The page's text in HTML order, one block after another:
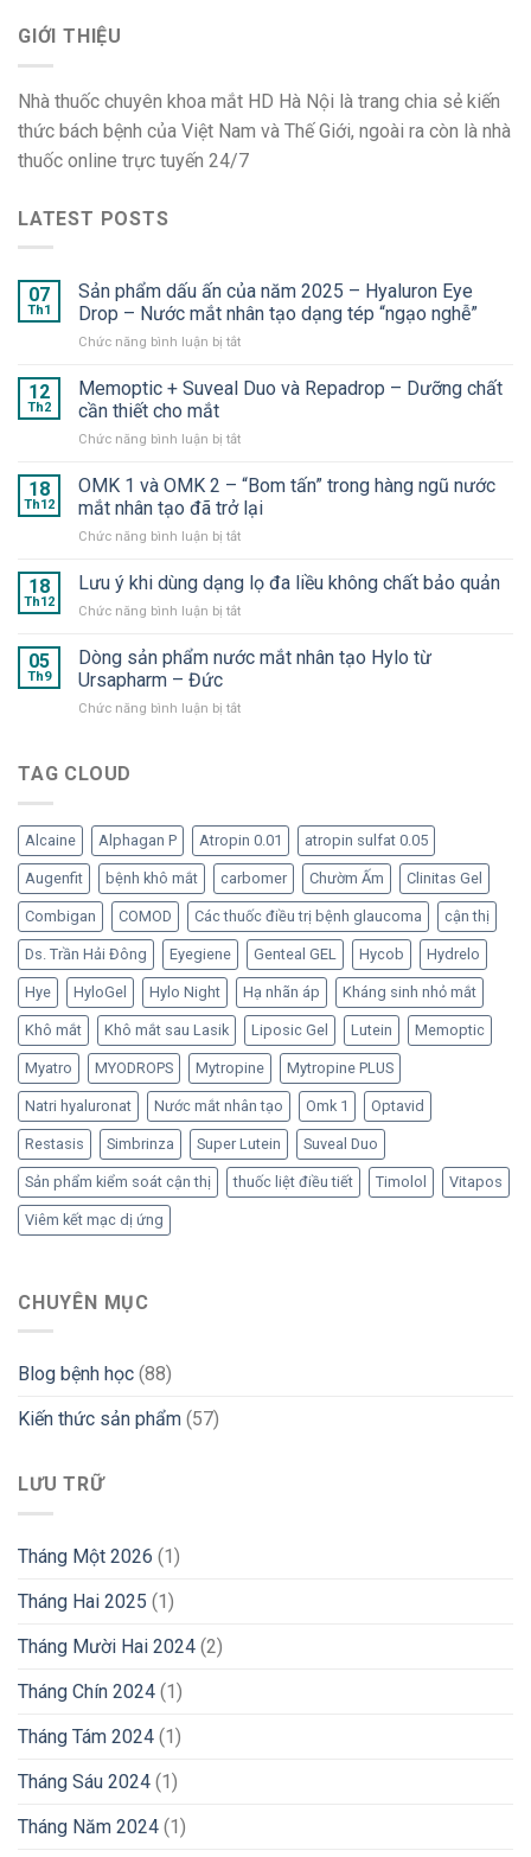
GIỚI THIỆU
Nhà thuốc chuyên khoa mắt HD Hà Nội là trang chia sẻ kiến
thức bách bệnh của Việt Nam và Thế Giới, ngoài ra còn là nhà
thuốc online trực tuyến 24/7
LATEST POSTS
07
Th1
Sản phẩm dấu ấn của năm 2025 – Hyaluron Eye
Drop – Nước mắt nhân tạo dạng tép “ngạo nghễ”
Chức năng bình luận bị tắtở
phẩm
của
2025
–
Hyaluron
Eye
–
tạo
tép
12
Th2
Memoptic + Suveal Duo và Repadrop – Dưỡng chất
cần thiết cho mắt
Chức năng bình luận bị tắtở
+
Suveal
Duo
và
–
chất
thiết
18
Th12
OMK 1 và OMK 2 – “Bom tấn” trong hàng ngũ nước
mắt nhân tạo đã trở lại
Chức năng bình luận bị tắtở
1
và
OMK
–
trong
tạo
đã
trở
lại
18
Th12
Lưu ý khi dùng dạng lọ đa liều không chất bảo quản
Chức năng bình luận bị tắtở
ý
dạng
bảo
quản
05
Th9
Dòng sản phẩm nước mắt nhân tạo Hylo từ
Ursapharm – Đức
Chức năng bình luận bị tắtở
nhân
tạo
Hylo
Ursapharm
–
Đức
TAG CLOUD
Alcaine Alphagan P Atropin 0.01 atropin sulfat 0.05
Augenfit bệnh khô mắt carbomer Chườm Ấm Clinitas Gel
Combigan COMOD Các thuốc điều trị bệnh glaucoma cận thị
Ds. Trần Hải Đông Eyegiene Genteal GEL Hycob Hydrelo
Hye HyloGel Hylo Night Hạ nhãn áp Kháng sinh nhỏ mắt
Khô mắt Khô mắt sau Lasik Liposic Gel Lutein Memoptic
Myatro MYODROPS Mytropine Mytropine PLUS
Natri hyaluronat Nước mắt nhân tạo Omk 1 Optavid
Restasis Simbrinza Super Lutein Suveal Duo
Sản phẩm kiểm soát cận thị thuốc liệt điều tiết Timolol Vitapos
Viêm kết mạc dị ứng
CHUYÊN MỤC
Blog bệnh học (88)
Kiến thức sản phẩm (57)
LƯU TRỮ
Tháng Một 2026 (1)
Tháng Hai 2025 (1)
Tháng Mười Hai 2024 (2)
Tháng Chín 2024 (1)
Tháng Tám 2024 (1)
Tháng Sáu 2024 (1)
Tháng Năm 2024 (1)